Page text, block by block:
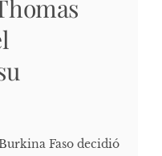
Faso decidió